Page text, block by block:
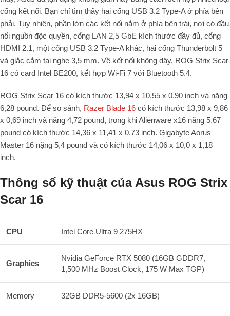
cổng kết nối. Bạn chỉ tìm thấy hai cổng USB 3.2 Type-A ở phía bên
phải. Tuy nhiên, phần lớn các kết nối nằm ở phía bên trái, nơi có đầu
nối nguồn độc quyền, cổng LAN 2,5 GbE kích thước đầy đủ, cổng
HDMI 2.1, một cổng USB 3.2 Type-A khác, hai cổng Thunderbolt 5
và giắc cắm tai nghe 3,5 mm. Về kết nối không dây, ROG Strix Scar
16 có card Intel BE200, kết hợp Wi-Fi 7 với Bluetooth 5.4.
ROG Strix Scar 16 có kích thước 13,94 x 10,55 x 0,90 inch và nặng
6,28 pound. Để so sánh, Razer Blade 16 có kích thước 13,98 x 9,86
x 0,69 inch và nặng 4,72 pound, trong khi Alienware x16 nặng 5,67
pound có kích thước 14,36 x 11,41 x 0,73 inch. Gigabyte Aorus
Master 16 nặng 5,4 pound và có kích thước 14,06 x 10,0 x 1,18
inch.
Thông số kỹ thuật của Asus ROG Strix
Scar 16
CPU Intel Core Ultra 9 275HX
Graphics
Nvidia GeForce RTX 5080 (16GB GDDR7,
1,500 MHz Boost Clock, 175 W Max TGP)
Memory 32GB DDR5-5600 (2x 16GB)